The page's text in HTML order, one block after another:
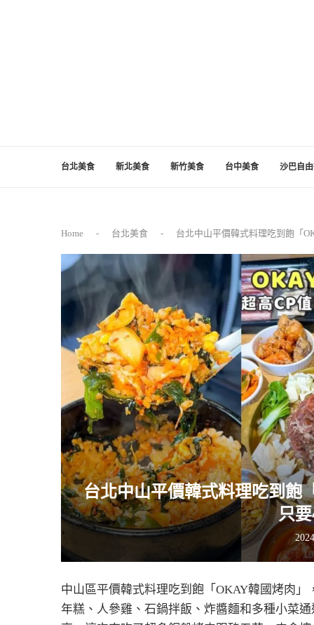
台北美食 新北美食 新竹美食 台中美食 沙巴自
Home - 台北美食 - 台北中山平價韓式料理吃到飽「
台北中山平價韓式料理吃到飽
只
中山區平價韓式料理吃到飽「OKAY韓國烤肉
年糕、人參雞、石鍋拌飯、炸醬麵和多種小菜